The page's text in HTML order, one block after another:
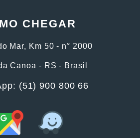
CHEGAR
Mar, Km 50 - n° 2000
Canoa - RS - Brasil
(51) 900 800 66